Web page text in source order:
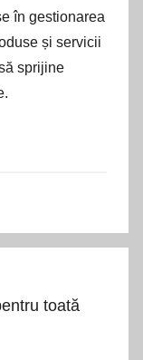
în gestionarea
și servicii
sprijine
toată